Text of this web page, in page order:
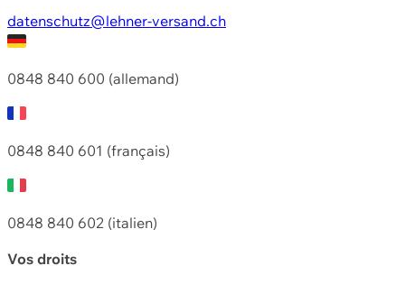
datenschutz@lehner-versand.ch
0848 840 600 (allemand)
0848 840 601 (français)
0848 840 602 (italien)
Vos droits